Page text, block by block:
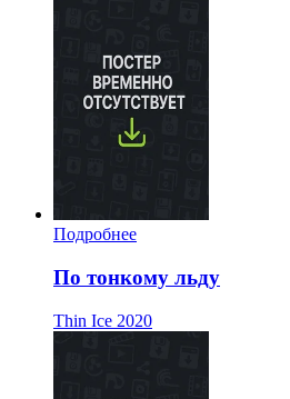
Подробнее
По тонкому льду
Thin Ice 2020